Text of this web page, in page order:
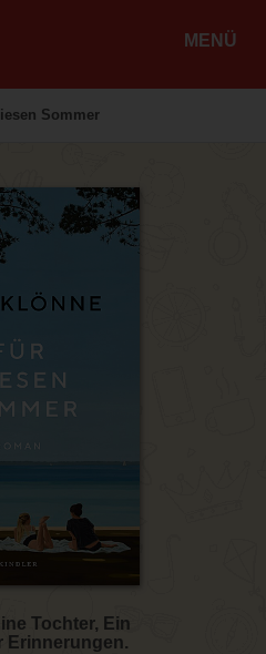
MENÜ
Sommer
Tochter, Ein
Erinnerungen.